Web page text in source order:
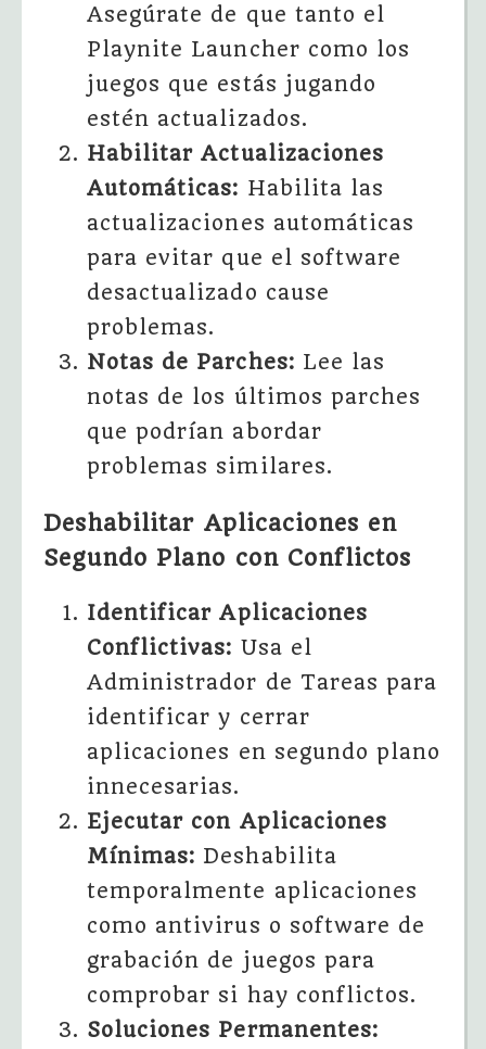
Asegúrate de que tanto el
Playnite Launcher como los
juegos que estás jugando
estén actualizados.
Habilitar Actualizaciones
Automáticas: Habilita las
actualizaciones automáticas
para evitar que el software
desactualizado cause
problemas.
Notas de Parches: Lee las
notas de los últimos parches
que podrían abordar
problemas similares.
Deshabilitar Aplicaciones en
Segundo Plano con Conflictos
Identificar Aplicaciones
Conflictivas: Usa el
Administrador de Tareas para
identificar y cerrar
aplicaciones en segundo plano
innecesarias.
Ejecutar con Aplicaciones
Mínimas: Deshabilita
temporalmente aplicaciones
como antivirus o software de
grabación de juegos para
comprobar si hay conflictos.
Soluciones Permanentes: